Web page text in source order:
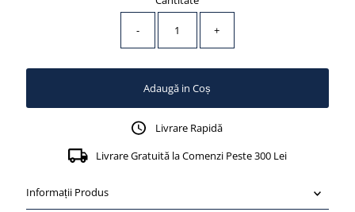
- +
Livrare Rapidă
Livrare Gratuită la Comenzi Peste 300 Lei
Informații Produs